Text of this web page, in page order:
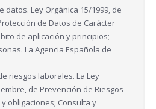
datos. Ley Orgánica 15/1999, de
de Datos de Carácter
de aplicación y principios;
La Agencia Española de
riesgos laborales. La Ley
de Prevención de Riesgos
obligaciones; Consulta y